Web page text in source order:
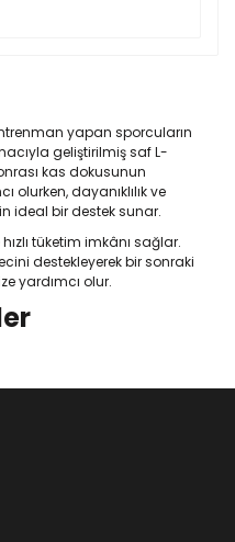
yapan sporcuların
geliştirilmiş saf L-
kas dokusunun
olurken, dayanıklılık ve
ideal bir destek sunar.
tüketim imkânı sağlar.
destekleyerek bir sonraki
yardımcı olur.